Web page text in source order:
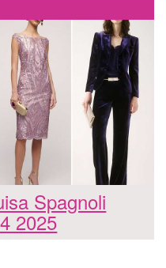
Spagnoli
2025